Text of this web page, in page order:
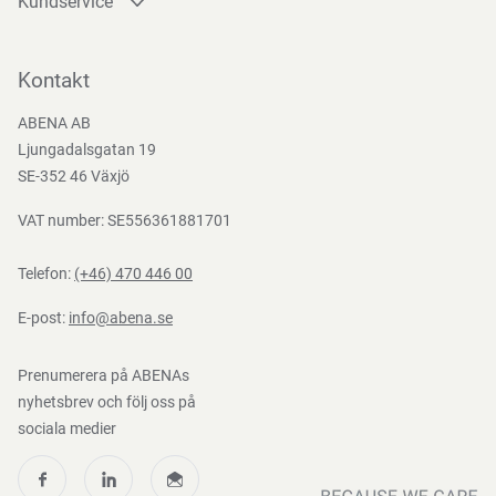
Bli kund
Nedladdningar
Kontakt
ABENA AB
Ljungadalsgatan 19
SE-352 46 Växjö
VAT number: SE556361881701
Telefon: (+46) 470 446 00
E-post: info@abena.se
Prenumerera på ABENAs
nyhetsbrev och följ oss på
sociala medier